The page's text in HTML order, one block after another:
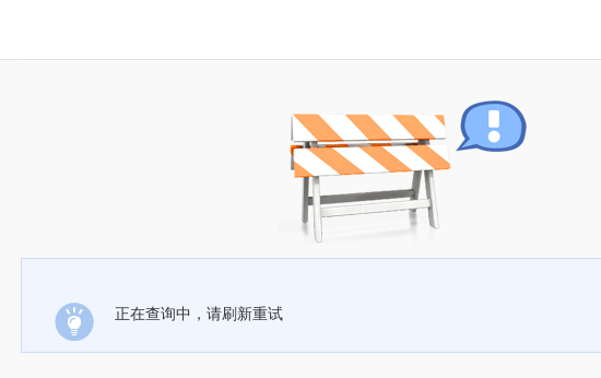
正在查询中，请刷新重试